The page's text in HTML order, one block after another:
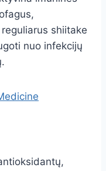
shiitake
nuo infekcijų